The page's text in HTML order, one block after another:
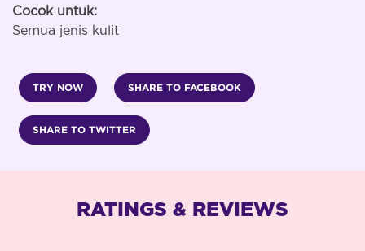
Cocok untuk:
Semua jenis kulit
TRY NOW SHARE TO FACEBOOK
SHARE TO TWITTER
RATINGS & REVIEWS